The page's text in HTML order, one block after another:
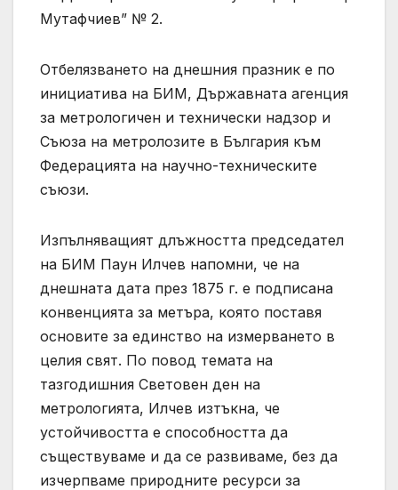
Мутафчиев” № 2.
Отбелязването на днешния празник е по
инициатива на БИМ, Държавната агенция
за метрологичен и технически надзор и
Съюза на метролозите в България към
Федерацията на научно-техническите
съюзи.
Изпълняващият длъжността председател
на БИМ Паун Илчев напомни, че на
днешната дата през 1875 г. е подписана
конвенцията за метъра, която поставя
основите за единство на измерването в
целия свят. По повод темата на
тазгодишния Световен ден на
метрологията, Илчев изтъкна, че
устойчивостта е способността да
съществуваме и да се развиваме, без да
изчерпваме природните ресурси за